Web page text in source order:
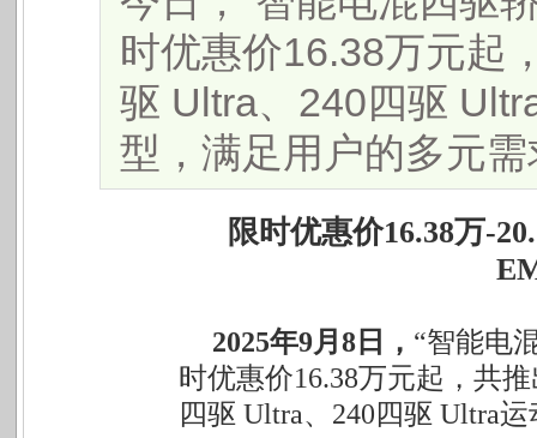
时优惠价16.38万元起
驱 Ultra、240四驱
型，满足用户的多元需
限时优惠价16.38万-
2025年9月8日， “智能电
时优惠价16.38万元起，共
四驱 Ultra、240四驱 Ultra